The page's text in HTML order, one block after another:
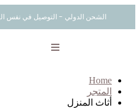
الشحن الدولي - التوصيل في نفس
Home
المتجر
أثاث المنزل